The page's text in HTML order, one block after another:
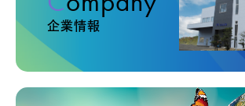
企業情報